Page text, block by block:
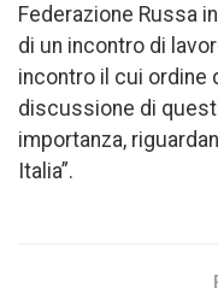
Federazione Russa
di un incontro di
incontro il cui ordine
discussione di
importanza,
Italia”.